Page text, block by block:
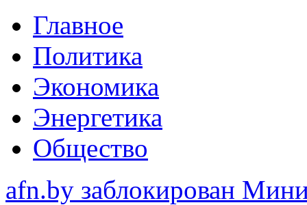
Главное
Политика
Экономика
Энергетика
Общество
afn.by заблокирован